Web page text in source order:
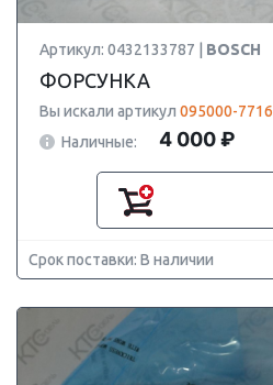
Артикул: 0432133787 | BOSCH
ФОРСУНКА
Вы искали артикул 095000-7716
Наличные:
4 000 ₽
Срок поставки: В наличии